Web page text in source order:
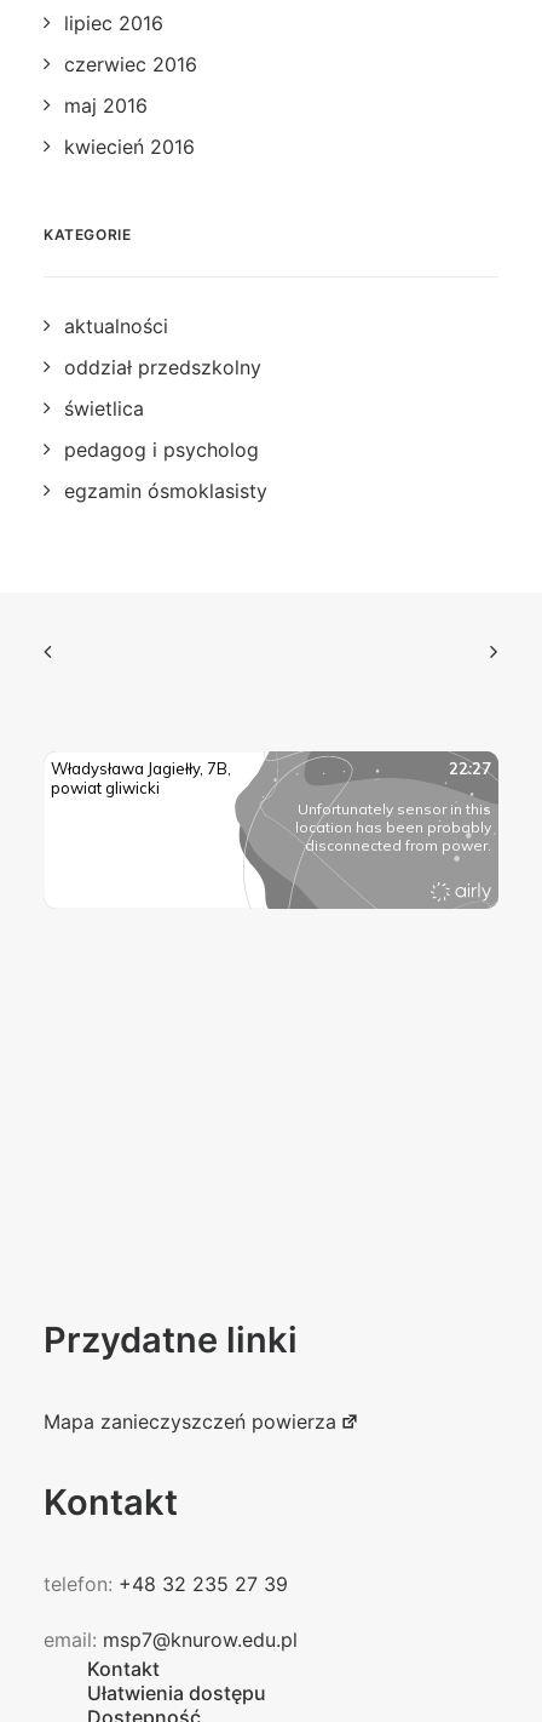
lipiec 2016
czerwiec 2016
maj 2016
kwiecień 2016
KATEGORIE
aktualności
oddział przedszkolny
świetlica
pedagog i psycholog
egzamin ósmoklasisty
Przydatne linki
Mapa zanieczyszczeń powierza
Kontakt
telefon: +48 32 235 27 39
email: msp7@knurow.edu.pl
Kontakt
Ułatwienia dostępu
Dostępność